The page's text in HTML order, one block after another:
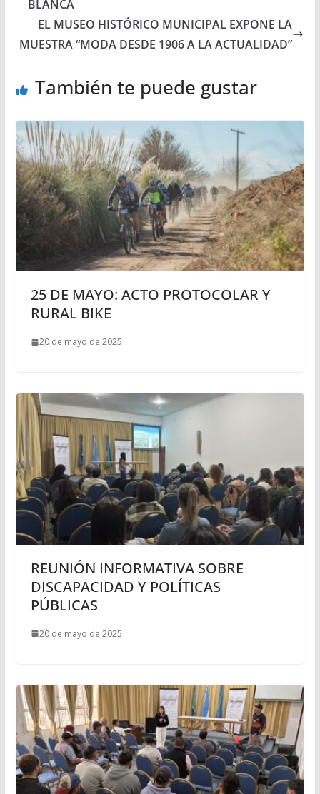
BLANCA
EL MUSEO HISTÓRICO MUNICIPAL EXPONE LA
MUESTRA “MODA DESDE 1906 A LA ACTUALIDAD”
También te puede gustar
25 DE MAYO: ACTO PROTOCOLAR Y
RURAL BIKE
20 de mayo de 2025
REUNIÓN INFORMATIVA SOBRE
DISCAPACIDAD Y POLÍTICAS
PÚBLICAS
20 de mayo de 2025